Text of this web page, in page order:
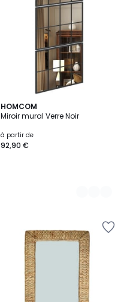
HOMCOM
Miroir mural Verre Noir
à partir de
92,90 €
2
Couleurs